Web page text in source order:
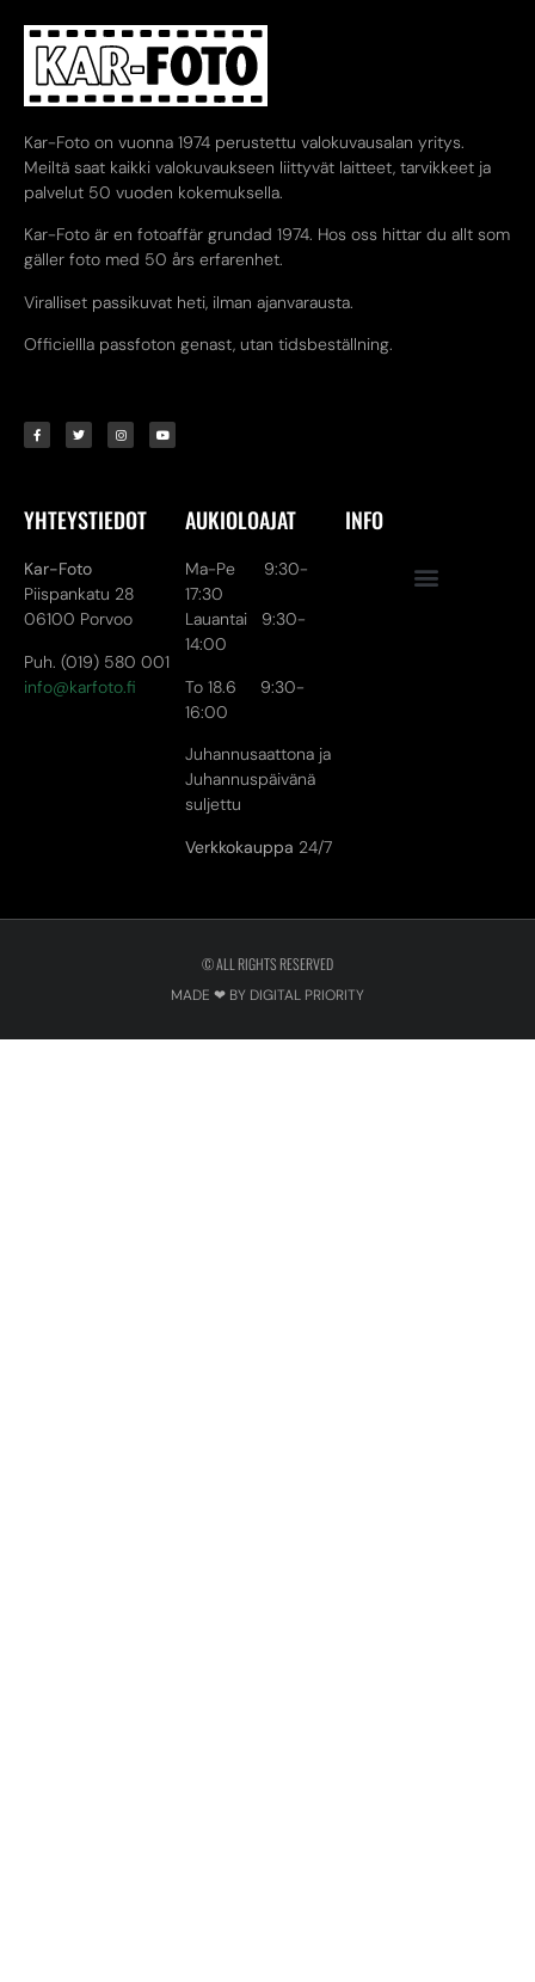
Kar-Foto on vuonna 1974 perustettu valokuvausalan yritys.
Meiltä saat kaikki valokuvaukseen liittyvät laitteet, tarvikkeet ja
palvelut 50 vuoden kokemuksella.
Kar-Foto är en fotoaffär grundad 1974. Hos oss hittar du allt som
gäller foto med 50 års erfarenhet.
Viralliset passikuvat heti, ilman ajanvarausta.
Officiellla passfoton genast, utan tidsbeställning.
YHTEYSTIEDOT
Kar-Foto
Piispankatu 28
06100 Porvoo
Puh. (019) 580 001
info@karfoto.fi
AUKIOLOAJAT
Ma-Pe 9:30-
17:30
Lauantai 9:30-
14:00
To 18.6 9:30-
16:00
Juhannusaattona ja
Juhannuspäivänä
suljettu
Verkkokauppa 24/7
INFO
© ALL RIGHTS RESERVED
MADE ❤ BY DIGITAL PRIORITY